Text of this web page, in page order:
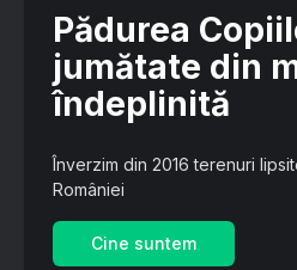
Pădurea
jumătate din
îndeplinită
Înverzim din 2016 terenuri
României
Cine suntem